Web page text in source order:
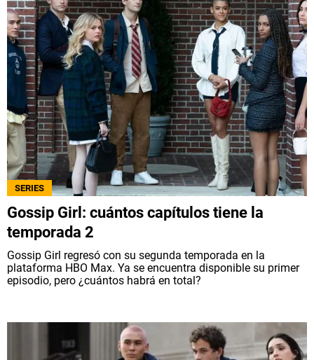
SERIES
Gossip Girl: cuántos capítulos tiene la
temporada 2
Gossip Girl regresó con su segunda temporada en la
plataforma HBO Max. Ya se encuentra disponible su primer
episodio, pero ¿cuántos habrá en total?